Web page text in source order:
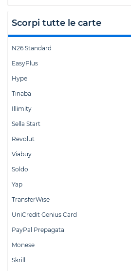
Scorpi tutte le carte
N26 Standard
EasyPlus
Hype
Tinaba
Illimity
Sella Start
Revolut
Viabuy
Soldo
Yap
TransferWise
UniCredit Genius Card
PayPal Prepagata
Monese
Skrill